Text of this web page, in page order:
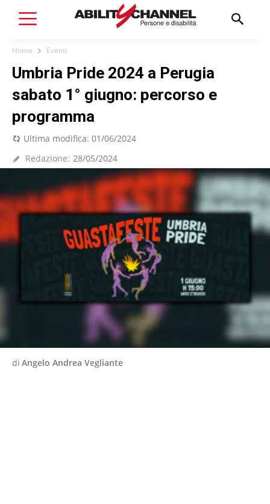
Home Eventi
Umbria Pride 2024 a Perugia
sabato 1° giugno: percorso e
programma
Ultima modifica: 01/06/2024
Redazione: 28/05/2024
di Angelo Andrea Vegliante